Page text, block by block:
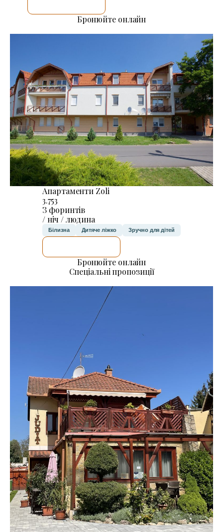
Бронюйте онлайн
Апартаменти Zoli
3.753
З форинтів
/ ніч / людина
Білизна Дитяче ліжко Зручно для дітей
Бронюйте онлайн
Спеціальні пропозиції